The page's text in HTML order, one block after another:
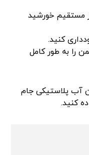
مستقیم خورشید
کنید.
را به طور کامل
آب پلاستیکی جام
کنید.